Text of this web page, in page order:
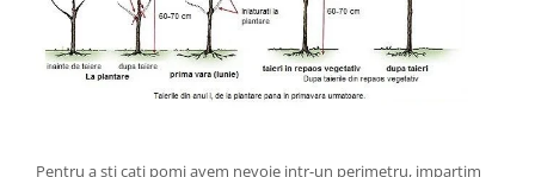
Pentru a sti cati pomi avem nevoie intr-un perimetru, impartim